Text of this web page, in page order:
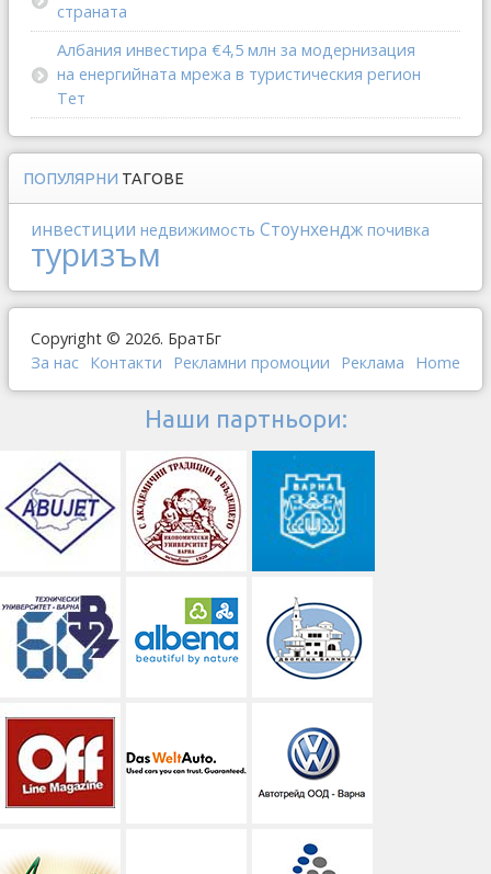
страната
Албания инвестира €4,5 млн за модернизация
на енергийната мрежа в туристическия регион
Тет
ПОПУЛЯРНИ ТАГОВЕ
инвестиции недвижимость Стоунхендж почивка
туризъм
Copyright © 2026. БратБг
За нас Контакти Рекламни промоции Реклама Home
Наши партньори: